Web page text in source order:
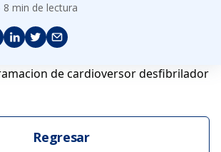
min de lectura
Regresar